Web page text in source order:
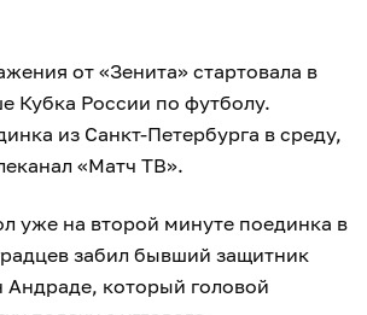
от «Зенита» стартовала в
Кубка России по футболу.
из Санкт-Петербурга в среду,
«Матч ТВ».
уже на второй минуте поединка в
забил бывший защитник
Андраде, который головой